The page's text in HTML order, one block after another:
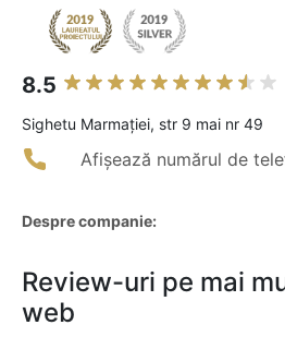
8.5
Sighetu Marmaţiei, str 9 mai nr 49
Afișează numărul de
Despre companie:
Review-uri pe mai
web